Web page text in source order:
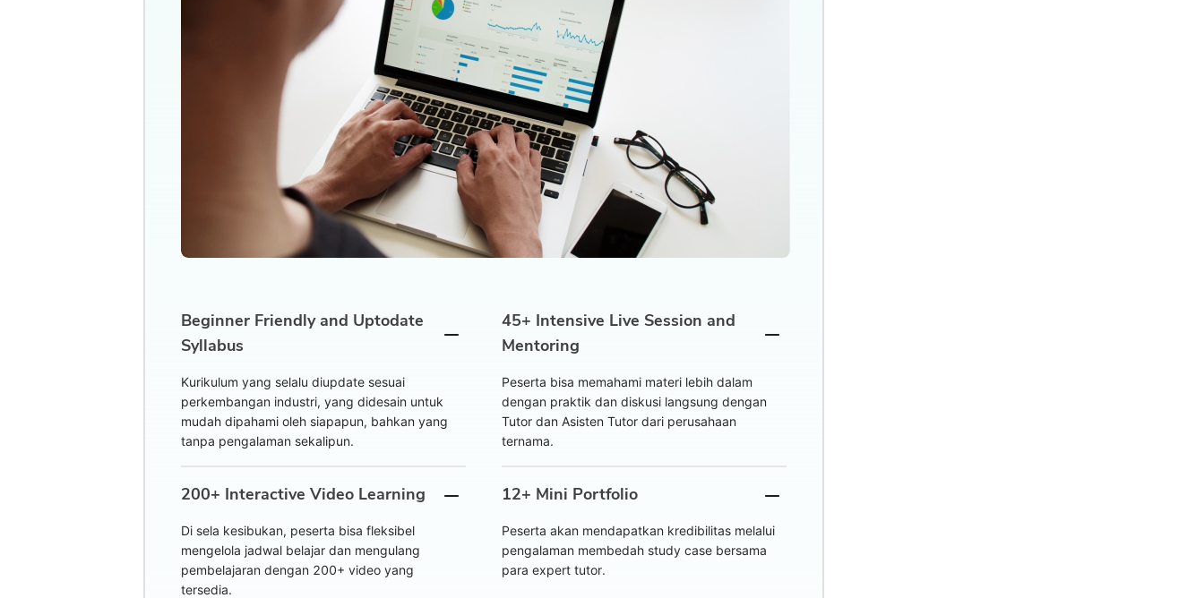
Beginner Friendly and Uptodate
Syllabus
Kurikulum yang selalu diupdate sesuai
perkembangan industri, yang didesain untuk
mudah dipahami oleh siapapun, bahkan yang
tanpa pengalaman sekalipun.
45+ Intensive Live Session and
Mentoring
Peserta bisa memahami materi lebih dalam
dengan praktik dan diskusi langsung dengan
Tutor dan Asisten Tutor dari perusahaan
ternama.
200+ Interactive Video Learning
Di sela kesibukan, peserta bisa fleksibel
mengelola jadwal belajar dan mengulang
pembelajaran dengan 200+ video yang
tersedia.
12+ Mini Portfolio
Peserta akan mendapatkan kredibilitas melalui
pengalaman membedah study case bersama
para expert tutor.